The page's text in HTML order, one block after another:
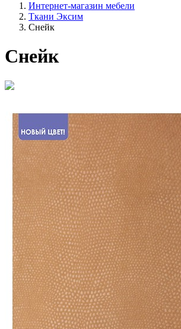
Интернет-магазин мебели
Ткани Эксим
Снейк
Снейк